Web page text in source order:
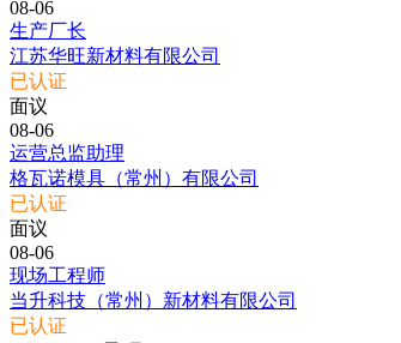
08-06
生产厂长
江苏华旺新材料有限公司
已认证
面议
08-06
运营总监助理
格瓦诺模具（常州）有限公司
已认证
面议
08-06
现场工程师
当升科技（常州）新材料有限公司
已认证